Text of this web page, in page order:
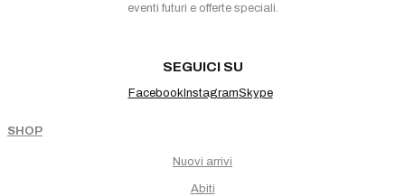
eventi futuri e offerte speciali.
SEGUICI SU
FacebookInstagramSkype
SHOP
Nuovi arrivi
Abiti